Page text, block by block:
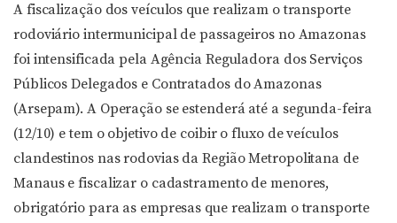
A fiscalização dos veículos que realizam o transporte
rodoviário intermunicipal de passageiros no Amazonas
foi intensificada pela Agência Reguladora dos Serviços
Públicos Delegados e Contratados do Amazonas
(Arsepam). A Operação se estenderá até a segunda-feira
(12/10) e tem o objetivo de coibir o fluxo de veículos
clandestinos nas rodovias da Região Metropolitana de
Manaus e fiscalizar o cadastramento de menores,
obrigatório para as empresas que realizam o transporte